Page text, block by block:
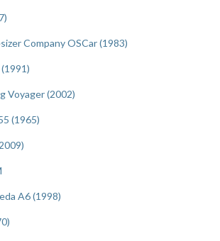
Company OSCar (1983)
Voyager (2002)
(1965)
A6 (1998)